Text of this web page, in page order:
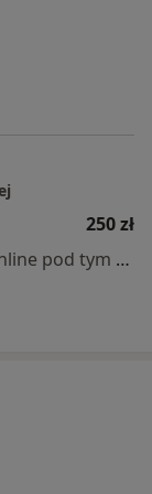
250 zł
Specjalista nie oferuje umawiania online pod tym adresem.